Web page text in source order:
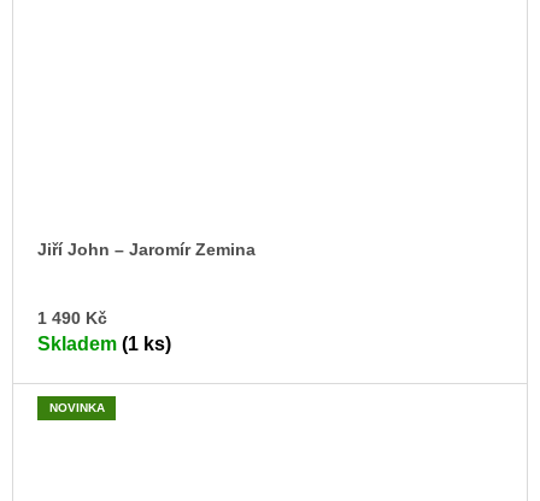
Jiří John – Jaromír Zemina
1 490 Kč
Skladem (1 ks)
NOVINKA